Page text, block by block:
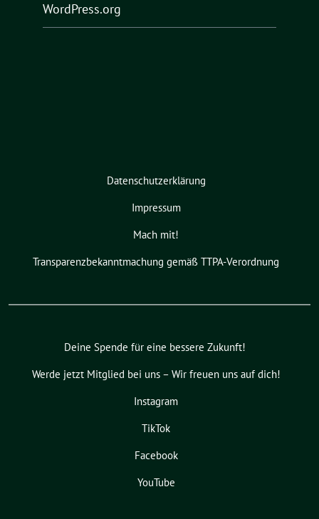
WordPress.org
Datenschutzerklärung
Impressum
Mach mit!
Transparenzbekanntmachung gemäß TTPA-Verordnung
Deine Spende für eine bessere Zukunft!
Werde jetzt Mitglied bei uns – Wir freuen uns auf dich!
Instagram
TikTok
Facebook
YouTube